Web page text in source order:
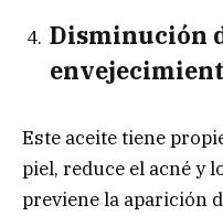
Disminución
Este aceite tiene
piel, reduce el acné y
previene la aparición